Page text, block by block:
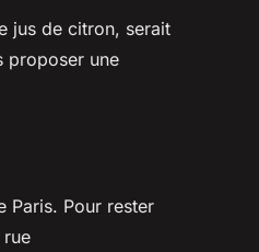
jus de citron, serait
proposer une
Paris. Pour rester